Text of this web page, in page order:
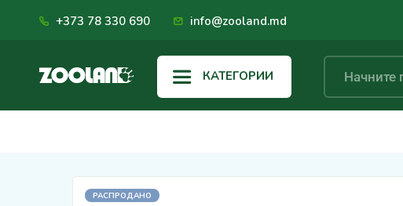
+373 78 330 690 info@zooland.md
КАТЕГОРИИ
РАСПРОДАНО